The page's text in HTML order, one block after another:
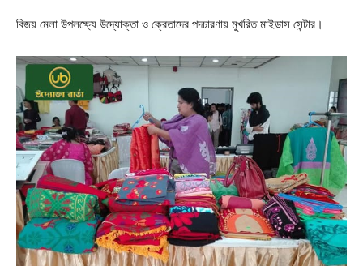
বিজয় মেলা উপলক্ষ্যে উদ্যোক্তা ও ক্রেতাদের পদচারণায় মুখরিত মাইডাস সেন্টার।